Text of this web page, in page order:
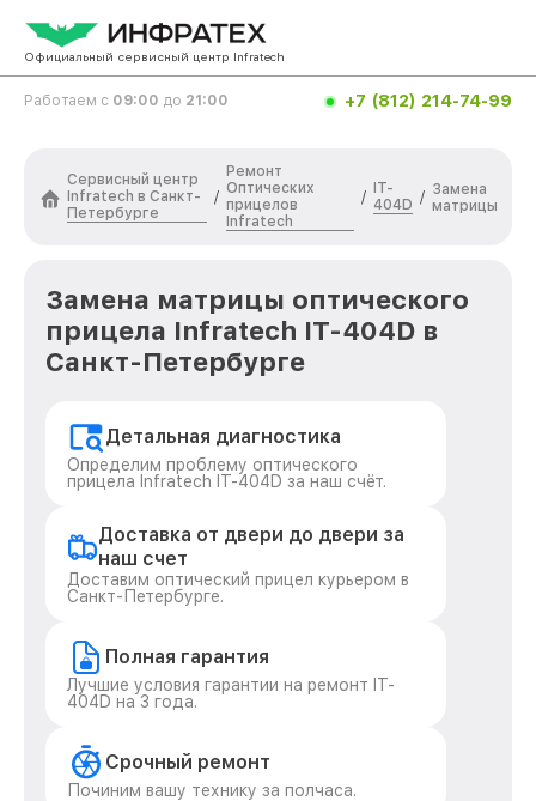
Официальный сервисный центр Infratech
Работаем с 09:00 до 21:00 +7 (812) 214-74-99
Сервисный центр
Infratech в Санкт-
Петербурге
/
Ремонт
Оптических
прицелов
Infratech
/
IT-
404D / Замена
матрицы
Замена матрицы оптического
прицела Infratech IT-404D в
Санкт-Петербурге
Детальная диагностика
Определим проблему оптического
прицела Infratech IT-404D за наш счёт.
Доставка от двери до двери за
наш счет
Доставим оптический прицел курьером в
Санкт-Петербурге.
Полная гарантия
Лучшие условия гарантии на ремонт IT-
404D на 3 года.
Срочный ремонт
Починим вашу технику за полчаса.